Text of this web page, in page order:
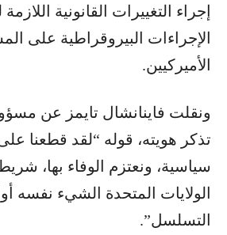
إجراء التغييرات القانونية
الإجراءات البيروقراطية على
الأميركيين.
ونقلت فاينانشال تايمز عن
تذكر هويته، قوله “لقد قطعنا
سياسية، ونعتزم الوفاء بها،
الولايات المتحدة الشيء نفسه
التسلسل”.